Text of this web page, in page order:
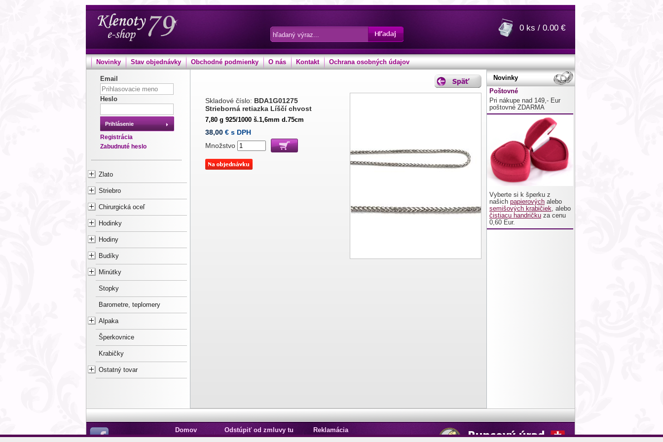
0 ks / 0.00 €
Novinky Stav objednávky Obchodné podmienky O nás Kontakt Ochrana osobných údajov
Email
Heslo
Prihlásenie
Registrácia
Zabudnuté heslo
Zlato
Striebro
Chirurgická oceľ
Hodinky
Hodiny
Budíky
Minútky
Stopky
Barometre, teplomery
Alpaka
Šperkovnice
Krabičky
Ostatný tovar
Skladové číslo: BDA1G01275
Strieborná retiazka Líščí chvost
7,80 g 925/1000 š.1,6mm d.75cm
38,00 € s DPH
Množstvo
Novinky
Poštovné
Pri nákupe nad 149,- Eur
poštovné ZDARMA
Vyberte si k šperku z
našich papierových alebo
semišových krabičiek, alebo
čistiacu handričku za cenu
0,60 Eur.
Domov
Odstúpiť od zmluvy tu
Reklamácia